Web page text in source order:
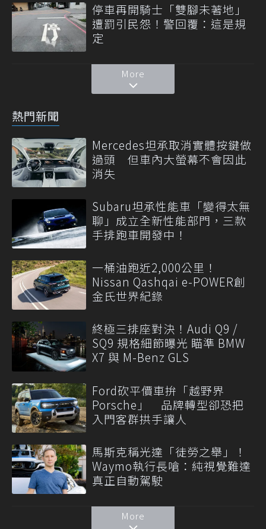
停車再開騎士「雙腳未著地」
遭罰引民怨！警回覆：這是規
定
More
熱門新聞
Mercedes坦承取消實體按鍵做
過頭 但車內大螢幕不會因此
消失
Subaru坦承性能車「變得太無
聊」成立全新性能部門，三款
手排跑車開發中！
一桶油跑近2,000公里！
Nissan Qashqai e-POWER創
金氏世界紀錄
終極三排座對決！Audi Q9 /
SQ9 規格細節曝光 瞄準 BMW
X7 與 M-Benz GLS
Ford砍平價車拚「越野界
Porsche」 品牌轉型卻恐把
入門客群拱手讓人
馬斯克稱光達「徒勞之舉」！
Waymo執行長嗆：純視覺難達
真正自動駕駛
More